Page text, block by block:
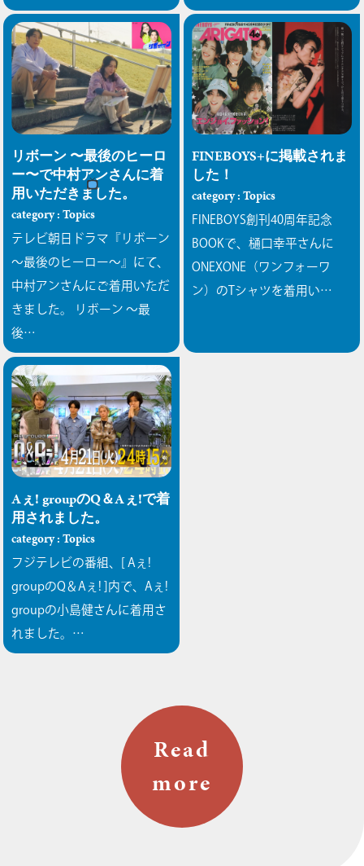
リボーン 〜最後のヒーロ
ー〜で中村アンさんに着
用いただきました。
category : Topics
テレビ朝日ドラマ『リボーン
〜最後のヒーロー〜』にて、
中村アンさんにご着用いただ
きました。
リボーン 〜最
後…
FINEBOYS+に掲載されま
した！
category : Topics
FINEBOYS創刊40周年記念
BOOKで、樋口幸平さんに
ONEXONE（ワンフォーワ
ン）のTシャツを着用い…
Aぇ! groupのQ＆Aぇ!で着
用されました。
category : Topics
フジテレビの番組、[ Aぇ!
groupのQ＆Aぇ! ]内で、Aぇ!
groupの小島健さんに着用さ
れました。…
Read
more